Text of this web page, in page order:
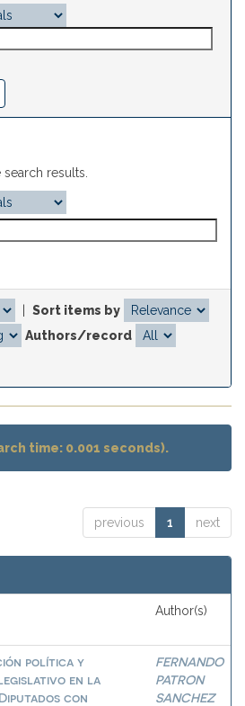
results.
Sort items by
Authors/record
time: 0.001 seconds).
previous 1 next
Author(s)
política y
legislativo en la
con
FERNANDO
PATRON
SANCHEZ